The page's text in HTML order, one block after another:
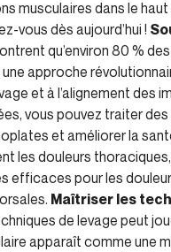
musculaires dans le
vous dès aujourd’hui !
qu’environ 80 %
approche
et à l’alignement des
vous pouvez traiter
et améliorer la
les douleurs
pour les
Maîtriser les
de levage peut
apparaît comme une